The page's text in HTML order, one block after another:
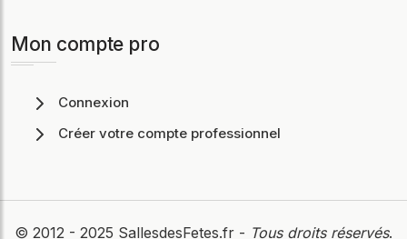
Mon compte pro
Connexion
Créer votre compte professionnel
© 2012 - 2025 SallesdesFetes.fr - Tous droits réservés.